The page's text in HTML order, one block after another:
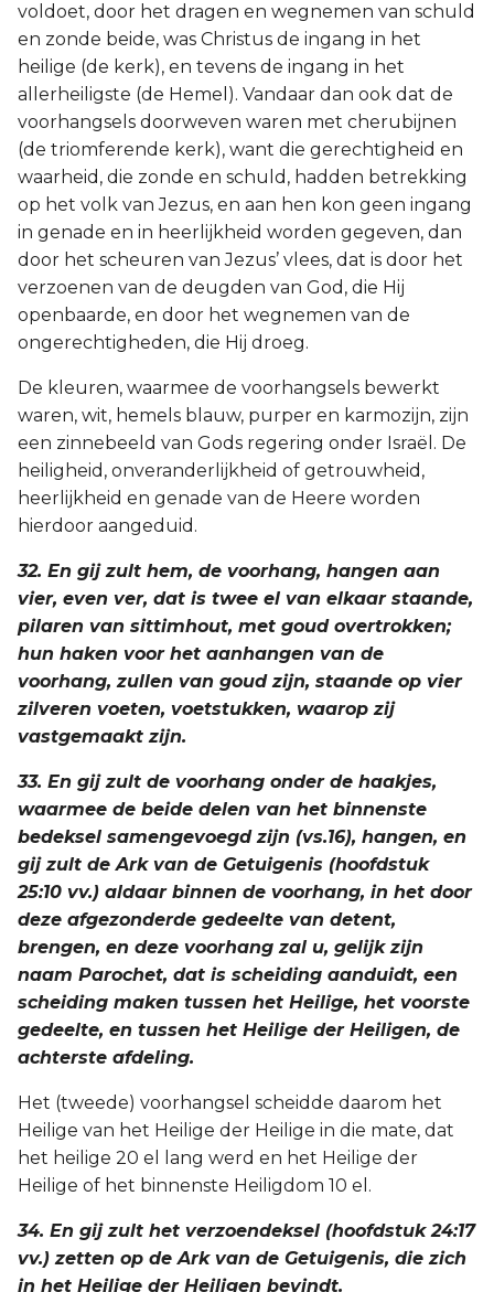
voldoet, door het dragen en wegnemen van schuld
en zonde beide, was Christus de ingang in het
heilige (de kerk), en tevens de ingang in het
allerheiligste (de Hemel). Vandaar dan ook dat de
voorhangsels doorweven waren met cherubijnen
(de triomferende kerk), want die gerechtigheid en
waarheid, die zonde en schuld, hadden betrekking
op het volk van Jezus, en aan hen kon geen ingang
in genade en in heerlijkheid worden gegeven, dan
door het scheuren van Jezus’ vlees, dat is door het
verzoenen van de deugden van God, die Hij
openbaarde, en door het wegnemen van de
ongerechtigheden, die Hij droeg.
De kleuren, waarmee de voorhangsels bewerkt
waren, wit, hemels blauw, purper en karmozijn, zijn
een zinnebeeld van Gods regering onder Israël. De
heiligheid, onveranderlijkheid of getrouwheid,
heerlijkheid en genade van de Heere worden
hierdoor aangeduid.
32. En gij zult hem, de voorhang, hangen aan
vier, even ver, dat is twee el van elkaar staande,
pilaren van sittimhout, met goud overtrokken;
hun haken voor het aanhangen van de
voorhang, zullen van goud zijn, staande op vier
zilveren voeten, voetstukken, waarop zij
vastgemaakt zijn.
33. En gij zult de voorhang onder de haakjes,
waarmee de beide delen van het binnenste
bedeksel samengevoegd zijn (vs.16), hangen, en
gij zult de Ark van de Getuigenis (hoofdstuk
25:10 vv.) aldaar binnen de voorhang, in het door
deze afgezonderde gedeelte van detent,
brengen, en deze voorhang zal u, gelijk zijn
naam Parochet, dat is scheiding aanduidt, een
scheiding maken tussen het Heilige, het voorste
gedeelte, en tussen het Heilige der Heiligen, de
achterste afdeling.
Het (tweede) voorhangsel scheidde daarom het
Heilige van het Heilige der Heilige in die mate, dat
het heilige 20 el lang werd en het Heilige der
Heilige of het binnenste Heiligdom 10 el.
34. En gij zult het verzoendeksel (hoofdstuk 24:17
vv.) zetten op de Ark van de Getuigenis, die zich
in het Heilige der Heiligen bevindt.